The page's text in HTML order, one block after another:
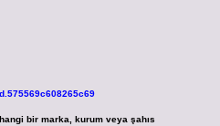
bir marka, kurum veya şahıs